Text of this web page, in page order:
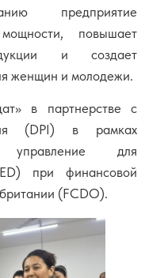
предприятие
повышает
и создает
женщин и молодежи.
в партнерстве с
(DPI) в рамках
управление для
при финансовой
(FCDO).